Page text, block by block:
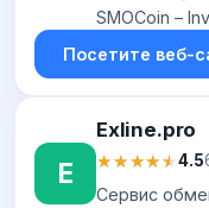
SMOCoin –
Посетите веб-
E
Exline.pro
★★★★★
★★★★★4.5
Сервис